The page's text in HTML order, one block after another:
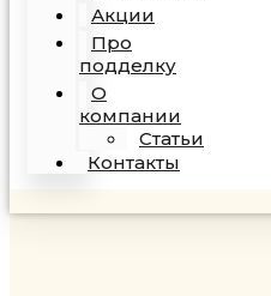
Акции
Про
подделку
О
компании
Статьи
Контакты